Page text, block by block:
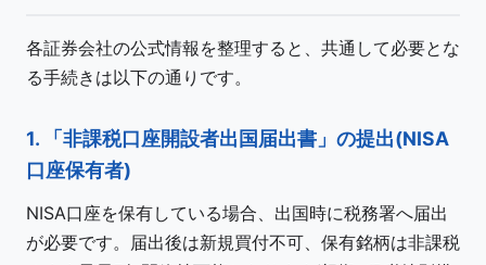
各証券会社の公式情報を整理すると、共通して必要とな
る手続きは以下の通りです。
1. 「非課税口座開設者出国届出書」の提出(NISA
口座保有者)
NISA口座を保有している場合、出国時に税務署へ届出
が必要です。届出後は新規買付不可、保有銘柄は非課税